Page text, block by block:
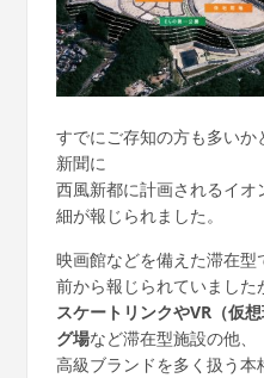
すでにご存知の方も多い
新聞に
西風新都に計画されるイ
細が報じられました。
映画館などを備えた滞在
前から報じられていました
スケートリンクやVR（仮
グ場など滞在型施設の他、
高級ブランドを多く扱う